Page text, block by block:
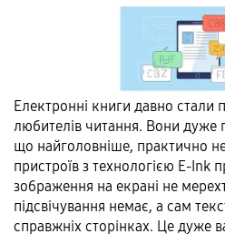
Електронні книги давно стали
любителів читання. Вони дуже
що найголовніше, практично
пристроїв з технологією E-Ink
зображення на екрані не
підсвічування немає, а сам
справжніх сторінках. Це дуже